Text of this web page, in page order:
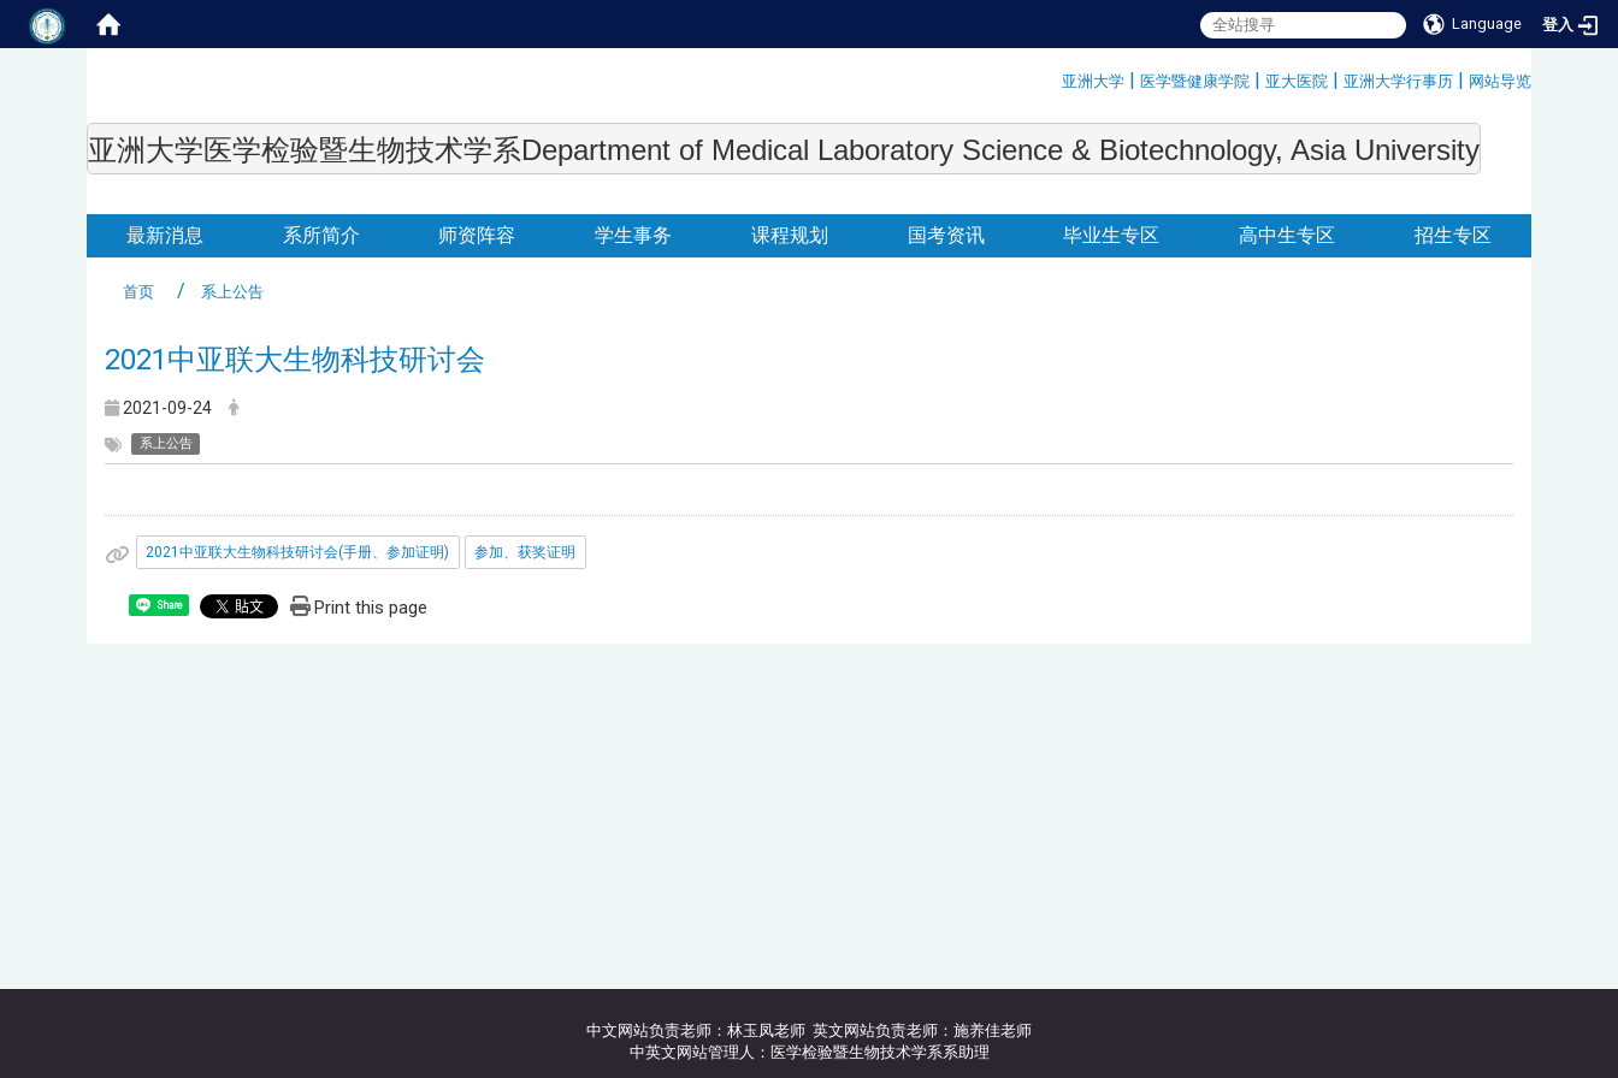
Language 登入
亚洲大学 | 医学暨健康学院 | 亚大医院 | 亚洲大学行事历 | 网站导览
亚洲大学医学检验暨生物技术学系Department of Medical Laboratory Science & Biotechnology, Asia University
:::
最新消息 系所简介 师资阵容 学生事务 课程规划 国考资讯 毕业生专区 高中生专区 招生专区
首页 系上公告
2021中亚联大生物科技研讨会
2021-09-24
系上公告
2021中亚联大生物科技研讨会(手册、参加证明) 参加、获奖证明
Share Print this page
中文网站负责老师：林玉凤老师 英文网站负责老师：施养佳老师
中英文网站管理人：医学检验暨生物技术学系系助理